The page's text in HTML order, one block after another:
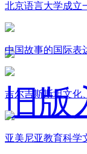
北京语言大学成立
中国故事的国际表
吉尔吉斯斯坦文化
亚美尼亚教育科学
旧版